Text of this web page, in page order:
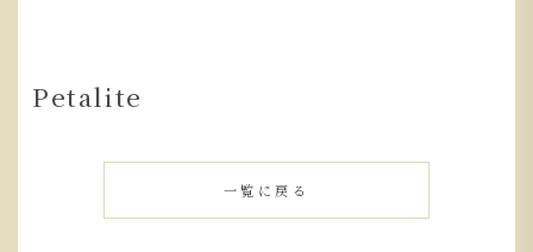
Petalite
一覧に戻る